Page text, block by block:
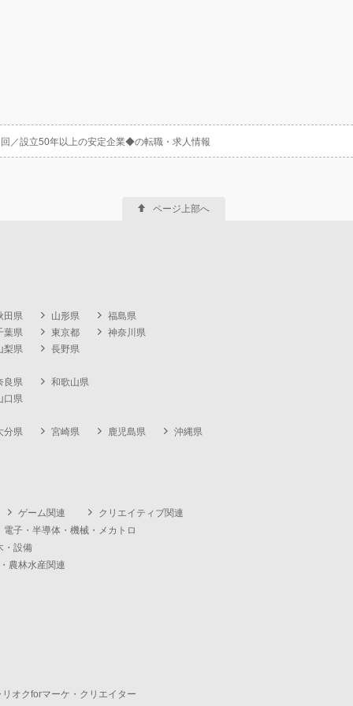
／設立50年以上の安定企業◆の転職・求人情報
田県 山形県
福島県
葉県
東京都
神奈川県
梨県
長野県
良県
和歌山県
口県
分県 宮崎県 鹿児島県 沖縄県
ゲーム関連
クリエイティブ関連
電子・半導体・機械・メカトロ
・設備
農林水産関連
リオクforマーケ・クリエイター
ページ上部へ